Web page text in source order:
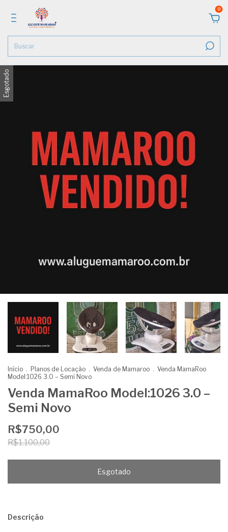
0
Esgotado
Início . Planos de Locação . Venda de Mamaroo . Venda MamaRoo
Model:1026 3.0 – Semi Novo
Venda MamaRoo Model:1026 3.0 –
Semi Novo
R$750,00
R$1.100,00
Descrição